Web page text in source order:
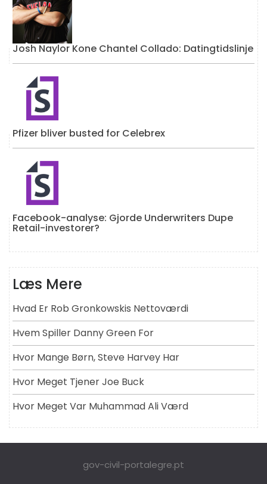
Josh Naylor Kone Chantel Collado: Datingtidslinje
Pfizer bliver busted for Celebrex
Facebook-analyse: Gjorde Underwriters Dupe
Retail-investorer?
Læs Mere
Hvad Er Rob Gronkowskis Nettoværdi
Hvem Spiller Danny Green For
Hvor Mange Børn, Steve Harvey Har
Hvor Meget Tjener Joe Buck
Hvor Meget Var Muhammad Ali Værd
gov-civil-portalegre.pt